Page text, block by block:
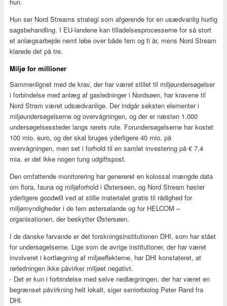
Hun ser Nord Streams strategi som afgørende for en usædvanlig hurtig
sagsbehandling. I EU-landene kan tilladelsesprocesserne for så stort
et anlægsarbejde nemt løbe over både fem og ti år, mens Nord Stream
klarede det på tre.
Miljø for millioner
Sammenlignet med de krav, der har været stillet til miljøundersøgelser
i forbindelse med anlæg af gasledninger i Nordsøen, har kravene til
Nord Stram været udsædvanlige. Der indgår seksten elementer i
miljøundersøgelserne og overvågningen, og der er næsten 1.000
undersøgelsessteder langs rørets rute. Forundersøgelserne har kostet
100 mio. euro, og der skal bruges yderligere 40 mio. på
overvågningen, men set i forhold til en samlet investering på € 7,4
mia. er det ikke nogen tung udgiftspost.
Den omfattende monitorering har genereret en kolossal mængde data
om flora, fauna og miljøforhold i Østersøen, og Nord Stream høster
yderligere goodwill ved at stille materialet gratis til rådighed for
miljømyndigheder i de fem østersølande og for HELCOM –
organisationen, der beskytter Østersøen.
I de danske farvande er det forskningsinstitutionen DHI, som har stået
for undersøgelserne. Lige som de øvrige institutioner, der har været
involveret i kortlægning af miljøeffekterne, har DHI konstateret, at
rørledningen ikke påvirker miljøet negativt.
- Det er kun i forbindelse med selve nedlægningen, der har været en
begrænset påvirkning helt lokalt, siger seniorbiolog Peter Rand fra
DHI.